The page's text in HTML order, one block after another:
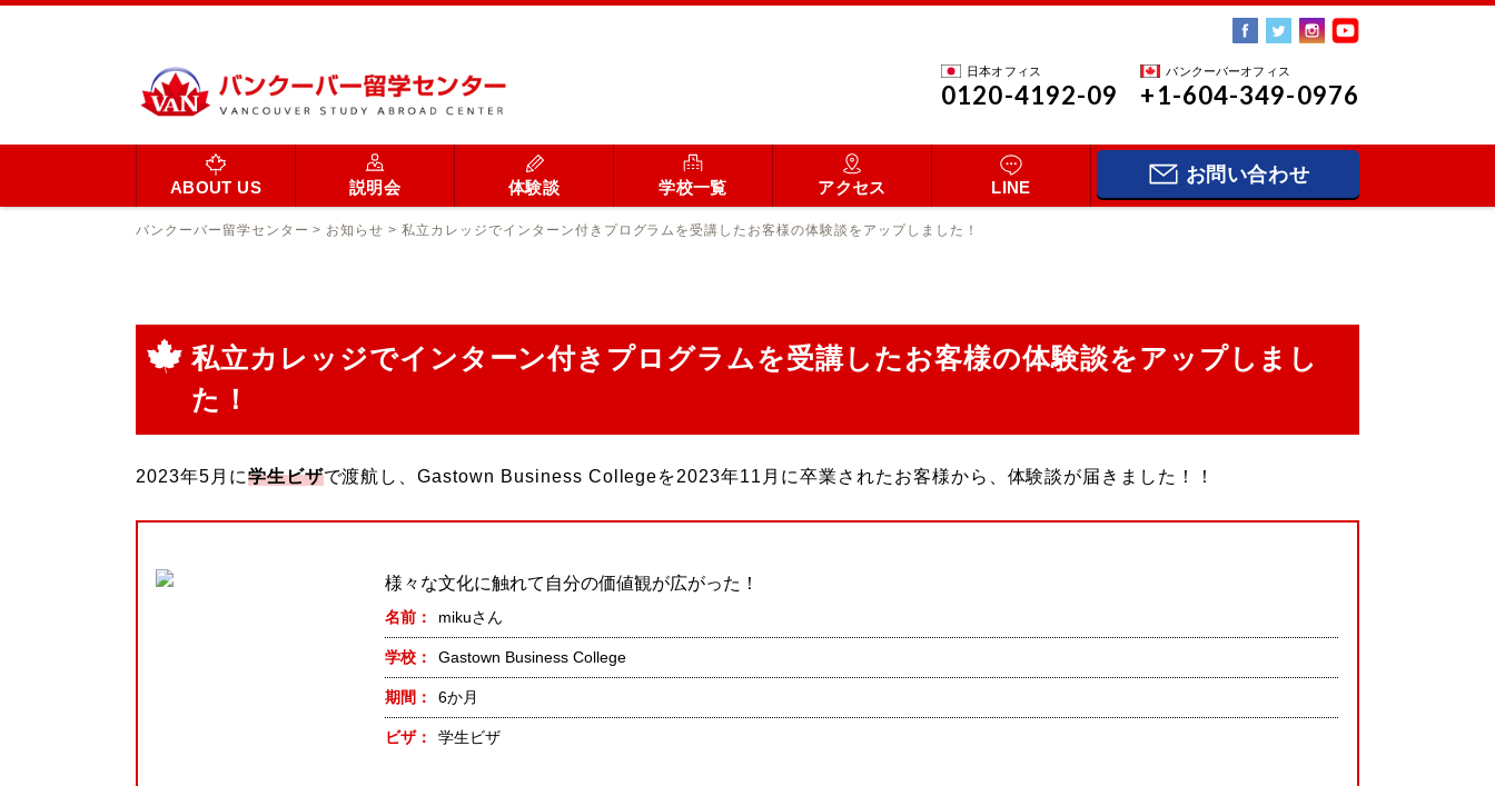
日本オフィス
0120-4192-09
バンクーバーオフィス
+1-604-349-0976
ABOUT US 説明会 体験談 学校一覧 アクセス LINE
お問い合わせ
バンクーバー留学センター > お知らせ >私立カレッジでインターン付きプログラムを受講したお客様の体験談をアップしました！
私立カレッジでインターン付きプログラムを受講したお客様の体験談をアップしまし
た！
2023年5月に学生ビザで渡航し、Gastown Business Collegeを2023年11月に卒業されたお客様から、体験談が届きました！！
様々な文化に触れて自分の価値観が広がった！
名前 mikuさん
学校 Gastown Business College
期間 6か月
ビザ 学生ビザ